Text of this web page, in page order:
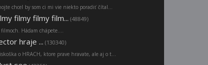
chcel by som ci mi vie niekto poradiť čítal...
filmy filmy film... (48849)
Hádam chápete....
hraje ... (130340)
o HRACH, ktore prave hravate, ale aj o t...